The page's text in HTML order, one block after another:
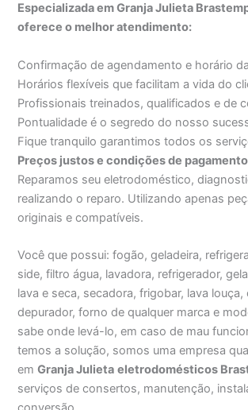
Especializada em Granja Julieta
oferece o melhor atendimento:
Confirmação de agendamento e horário
Horários flexíveis que facilitam a vida do
Profissionais treinados, qualificados e de
Pontualidade é o segredo do nosso
Fique tranquilo garantimos todos os
Preços justos e condições de pagamento
Reparamos seu eletrodoméstico,
realizando o reparo. Utilizando apenas
originais e compatíveis.
Você que possui: fogão, geladeira,
side, filtro água, lavadora, refrigerador,
lava e seca, secadora, frigobar, lava
depurador, forno de qualquer marca e
sabe onde levá-lo, em caso de mau
temos a solução, somos uma empresa
emGranja Julieta eletrodomésticos
serviços de consertos, manutenção,